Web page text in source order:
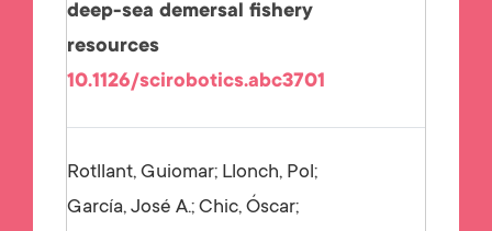
deep-sea demersal fishery
resources
10.1126/scirobotics.abc3701
Rotllant, Guiomar; Llonch, Pol;
García, José A.; Chic, Óscar;